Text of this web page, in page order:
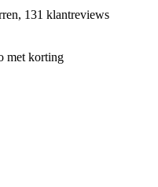
131 klantreviews
met korting